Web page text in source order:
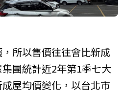
所以售價往往會比新成
團統計近2年第1季七大
屋均價變化，以台北市